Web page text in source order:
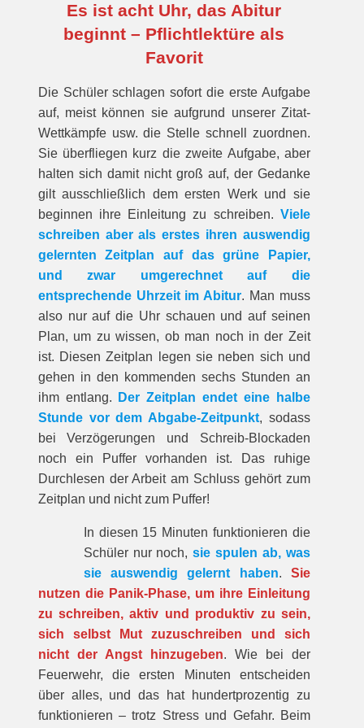
Es ist acht Uhr, das Abitur
beginnt – Pflichtlektüre als
Favorit
Die Schüler schlagen sofort die erste Aufgabe
auf, meist können sie aufgrund unserer Zitat-
Wettkämpfe usw. die Stelle schnell zuordnen.
Sie überfliegen kurz die zweite Aufgabe, aber
halten sich damit nicht groß auf, der Gedanke
gilt ausschließlich dem ersten Werk und sie
beginnen ihre Einleitung zu schreiben. Viele
schreiben aber als erstes ihren auswendig
gelernten Zeitplan auf das grüne Papier,
und zwar umgerechnet auf die
entsprechende Uhrzeit im Abitur. Man muss
also nur auf die Uhr schauen und auf seinen
Plan, um zu wissen, ob man noch in der Zeit
ist. Diesen Zeitplan legen sie neben sich und
gehen in den kommenden sechs Stunden an
ihm entlang.
Der Zeitplan endet eine halbe
Stunde vor dem Abgabe-Zeitpunkt, sodass
bei Verzögerungen und Schreib-Blockaden
noch ein Puffer vorhanden ist. Das ruhige
Durchlesen der Arbeit am Schluss gehört zum
Zeitplan und nicht zum Puffer!
In diesen 15 Minuten funktionieren die
Schüler nur noch,sie spulen ab, was
sie auswendig gelernt haben. Sie
nutzen die Panik-Phase, um ihre Einleitung
zu schreiben, aktiv und produktiv zu sein,
sich selbst Mut zuzuschreiben und sich
nicht der Angst hinzugeben. Wie bei der
Feuerwehr, die ersten Minuten entscheiden
über alles, und das hat hundertprozentig zu
funktionieren – trotz Stress und Gefahr. Beim